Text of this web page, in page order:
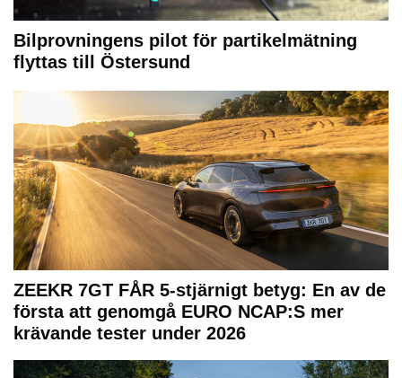
Bilprovningens pilot för partikelmätning
flyttas till Östersund
ZEEKR 7GT FÅR 5-stjärnigt betyg: En av de
första att genomgå EURO NCAP:S mer
krävande tester under 2026